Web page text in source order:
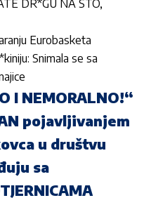
DR*GU NA STO,
Eurobasketa
Snimala se sa
I NEMORALNO!“
pojavljivanjem
u društvu
sa